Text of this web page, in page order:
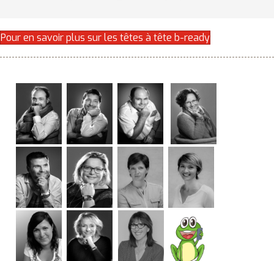
Pour en savoir plus sur les têtes à tête b-ready